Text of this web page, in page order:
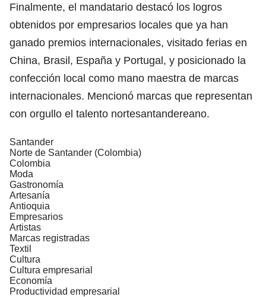
Finalmente, el mandatario destacó los logros
obtenidos por empresarios locales que ya han
ganado premios internacionales, visitado ferias en
China, Brasil, España y Portugal, y posicionado la
confección local como mano maestra de marcas
internacionales. Mencionó marcas que representan
con orgullo el talento nortesantandereano.
Santander
Norte de Santander (Colombia)
Colombia
Moda
Gastronomía
Artesanía
Antioquia
Empresarios
Artistas
Marcas registradas
Textil
Cultura
Cultura empresarial
Economía
Productividad empresarial